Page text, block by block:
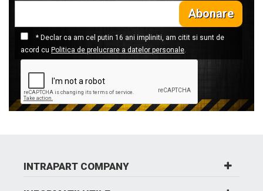
Abonare
* Declar ca am cel putin 16 ani impliniti, am citit si sunt de
acord cu Politica de prelucrare a datelor personale.
INTRAPART COMPANY